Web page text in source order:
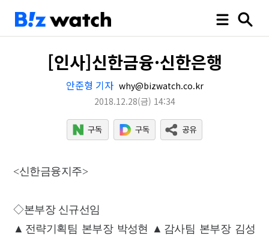
[인사]신한금융·신한은행
안준형 기자 why@bizwatch.co.kr
2018.12.28(금) 14:34
<신한금융지주>
◇본부장 신규선임
▲전략기획팀 본부장 박성현 ▲감사팀 본부장 김성